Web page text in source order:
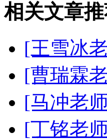
相关文章
[王雪冰
[曹瑞霖
[马冲老
[丁铭老